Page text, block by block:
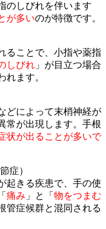
のしびれを伴います
が多いのが特徴です。
ることで、小指や薬指
しびれ 」が目立つ場合
れます。
どによって末梢神経が
常が出現します。手根
状が出ることが多いで
症）
起きる疾患で、手の使
痛み 」と「 物をつまむ
管症候群と混同される